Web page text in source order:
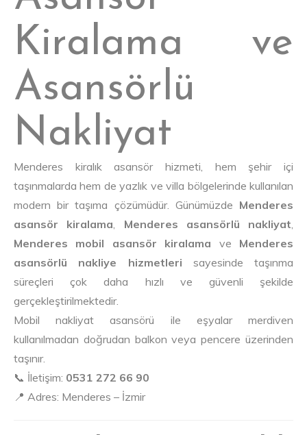
Kiralama ve
Asansörlü
Nakliyat
Menderes kiralık asansör hizmeti, hem şehir içi
taşınmalarda hem de yazlık ve villa bölgelerinde kullanılan
modern bir taşıma çözümüdür. Günümüzde Menderes
asansör kiralama, Menderes asansörlü nakliyat,
Menderes mobil asansör kiralama ve Menderes
asansörlü nakliye hizmetleri sayesinde taşınma
süreçleri çok daha hızlı ve güvenli şekilde
gerçekleştirilmektedir.
Mobil nakliyat asansörü ile eşyalar merdiven
kullanılmadan doğrudan balkon veya pencere üzerinden
taşınır.
📞 İletişim: 0531 272 66 90
📍 Adres: Menderes – İzmir